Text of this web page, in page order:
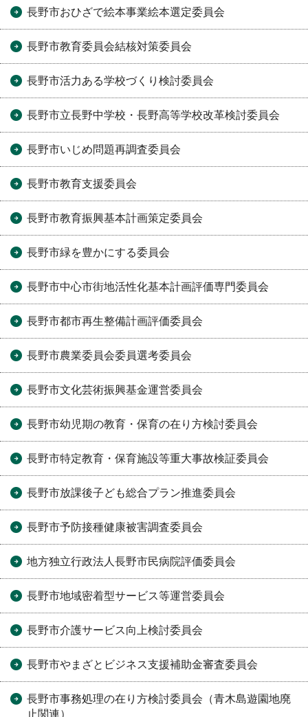
長野市おひざで絵本事業絵本選定委員会
長野市教育委員会結核対策委員会
長野市活力ある学校づくり検討委員会
長野市立長野中学校・長野高等学校改革検討委員会
長野市いじめ問題再調査委員会
長野市教育支援委員会
長野市教育振興基本計画策定委員会
長野市緑を豊かにする委員会
長野市中心市街地活性化基本計画評価専門委員会
長野市都市再生整備計画評価委員会
長野市農業委員会委員選考委員会
長野市文化芸術振興基金運営委員会
長野市幼児期の教育・保育の在り方検討委員会
長野市特定教育・保育施設等重大事故検証委員会
長野市放課後子ども総合プラン推進委員会
長野市予防接種健康被害調査委員会
地方独立行政法人長野市民病院評価委員会
長野市地域密着型サービス等運営委員会
長野市介護サービス向上検討委員会
長野市やまざとビジネス支援補助金審査委員会
長野市事務処理の在り方検討委員会（青木島遊園地廃
止関連）